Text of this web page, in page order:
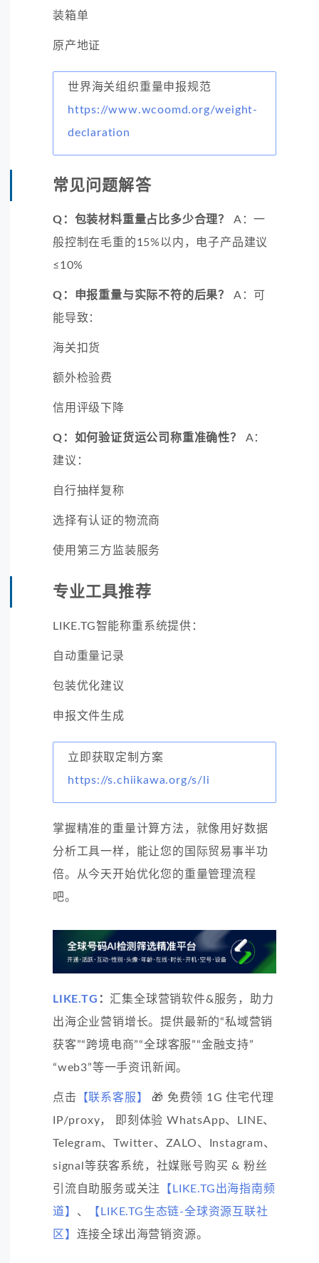
装箱单
原产地证
世界海关组织重量申报规范
https://www.wcoomd.org/weight-
declaration
常见问题解答
Q：包装材料重量占比多少合理？
A：一
般控制在毛重的15%以内，电子产品建议
≤10%
Q：申报重量与实际不符的后果？
A：可
能导致：
海关扣货
额外检验费
信用评级下降
Q：如何验证货运公司称重准确性？
A：
建议：
自行抽样复称
选择有认证的物流商
使用第三方监装服务
专业工具推荐
LIKE.TG智能称重系统提供：
自动重量记录
包装优化建议
申报文件生成
立即获取定制方案
https://s.chiikawa.org/s/li
掌握精准的重量计算方法，就像用好数据
分析工具一样，能让您的国际贸易事半功
倍。从今天开始优化您的重量管理流程
吧。
LIKE.TG ： 汇集全球营销软件&服务，助力
出海企业营销增长。提供最新的“私域营销
获客”“跨境电商”“全球客服”“金融支持”
“web3”等一手资讯新闻。
点击 【联系客服】
🎁 免费领 1G 住宅代理
IP/proxy， 即刻体验 WhatsApp、LINE、
Telegram、Twitter、ZALO、Instagram、
signal等获客系统，社媒账号购买 & 粉丝
引流自助服务或关注
【LIKE.TG出海指南频
道】 、
【LIKE.TG生态链-全球资源互联社
区】 连接全球出海营销资源。